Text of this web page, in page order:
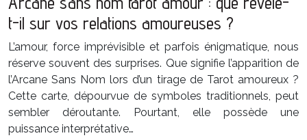
t-il sur vos relations amoureuses ?
L’amour, force imprévisible et parfois énigmatique, nous
réserve souvent des surprises. Que signifie l’apparition de
l’Arcane Sans Nom lors d’un tirage de Tarot amoureux ?
Cette carte, dépourvue de symboles traditionnels, peut
sembler déroutante. Pourtant, elle possède une
puissance interprétative…